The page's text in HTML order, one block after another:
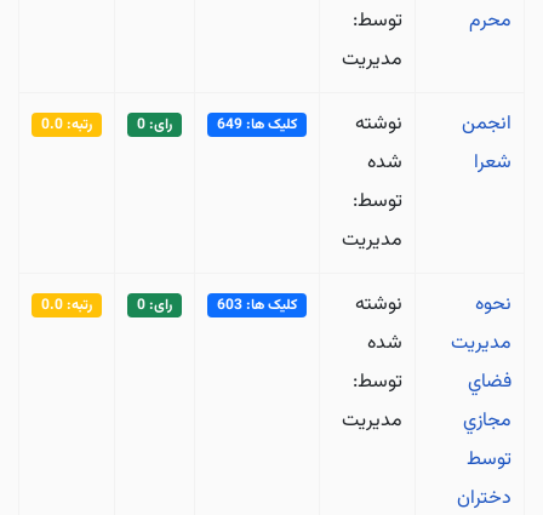
محرم
توسط:
مدیریت
انجمن
شعرا
نوشته
شده
توسط:
مدیریت
کلیک ها: 649 رای: 0 رتبه: 0.0
نحوه
مديريت
فضاي
مجازي
توسط
دختران
نوشته
شده
توسط:
مدیریت
کلیک ها: 603 رای: 0 رتبه: 0.0